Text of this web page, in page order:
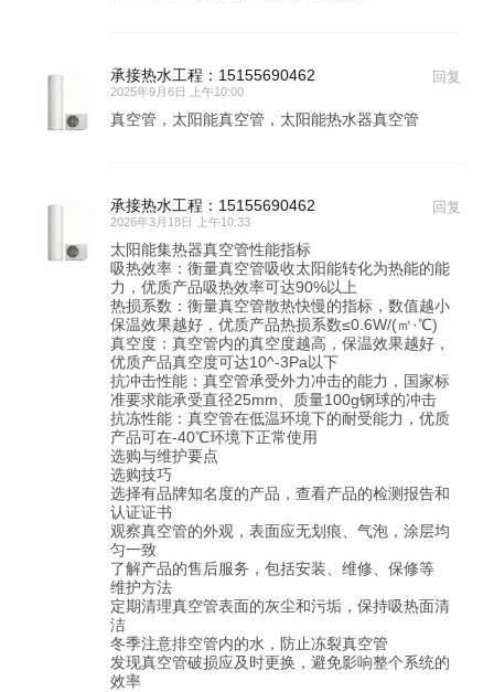
承接热水工程：15155690462
2025年9月6日 上午10:00
回复
真空管，太阳能真空管，太阳能热水器真空管
承接热水工程：15155690462
2026年3月18日 上午10:33
回复
太阳能集热器真空管性能指标
吸热效率：衡量真空管吸收太阳能转化为热能的能
力，优质产品吸热效率可达90%以上
热损系数：衡量真空管散热快慢的指标，数值越小
保温效果越好，优质产品热损系数≤0.6W/(㎡·℃)
真空度：真空管内的真空度越高，保温效果越好，
优质产品真空度可达10^-3Pa以下
抗冲击性能：真空管承受外力冲击的能力，国家标
准要求能承受直径25mm、质量100g钢球的冲击
抗冻性能：真空管在低温环境下的耐受能力，优质
产品可在-40℃环境下正常使用
选购与维护要点
选购技巧
选择有品牌知名度的产品，查看产品的检测报告和
认证证书
观察真空管的外观，表面应无划痕、气泡，涂层均
匀一致
了解产品的售后服务，包括安装、维修、保修等
维护方法
定期清理真空管表面的灰尘和污垢，保持吸热面清
洁
冬季注意排空管内的水，防止冻裂真空管
发现真空管破损应及时更换，避免影响整个系统的
效率